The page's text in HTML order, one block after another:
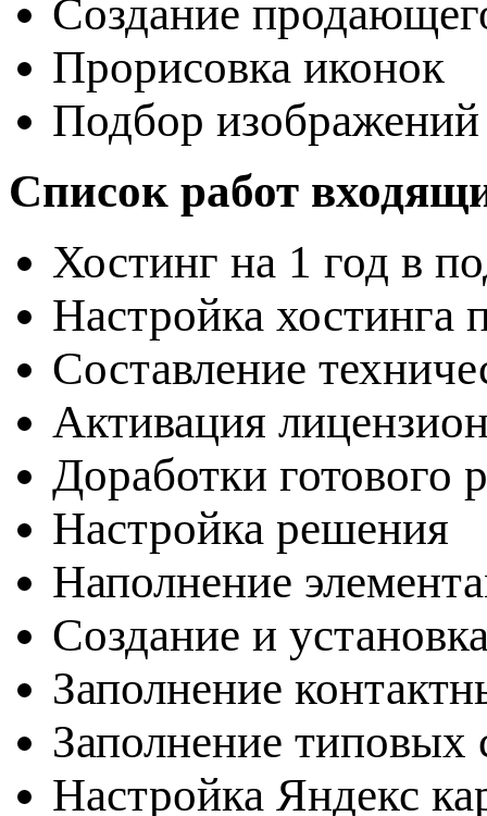
Создание
Прорисовка иконок
Подбор
Список работ
Хостинг на 1 год в
Настройка хостинга
Составление
Активация
Доработки готового
Настройка решения
Наполнение
Создание и
Заполнение
Заполнение типовых
Настройка Яндекс